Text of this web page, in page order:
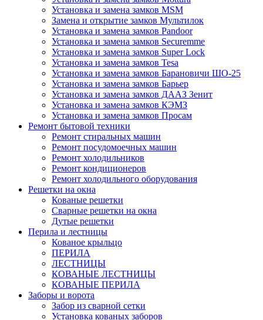
Установка и замена замков MSM
Замена и открытие замков Мультилок
Установка и замена замков Pandoor
Установка и замена замков Securemme
Установка и замена замков Super Lock
Установка и замена замков Tesa
Установка и замена замков Барановичи ШО-25
Установка и замена замков Барьер
Установка и замена замков ДААЗ Зенит
Установка и замена замков КЭМЗ
Установка и замена замков Просам
Ремонт бытовой техники
Ремонт стиральных машин
Ремонт посудомоечных машин
Ремонт холодильников
Ремонт кондиционеров
Ремонт холодильного оборудования
Решетки на окна
Кованые решетки
Сварные решетки на окна
Дутые решетки
Перила и лестницы
Кованое крыльцо
ПЕРИЛА
ЛЕСТНИЦЫ
КОВАНЫЕ ЛЕСТНИЦЫ
КОВАНЫЕ ПЕРИЛА
Заборы и ворота
Забор из сварной сетки
Установка кованых заборов